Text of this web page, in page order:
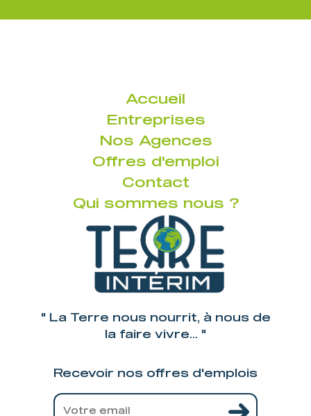
Accueil
Entreprises
Nos Agences
Offres d'emploi
Contact
Qui sommes nous ?
" La Terre nous nourrit, à nous de
la faire vivre... "
Recevoir nos offres d'emplois